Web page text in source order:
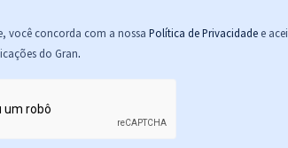
você concorda com a nossa Política de Privacidade e
do Gran.